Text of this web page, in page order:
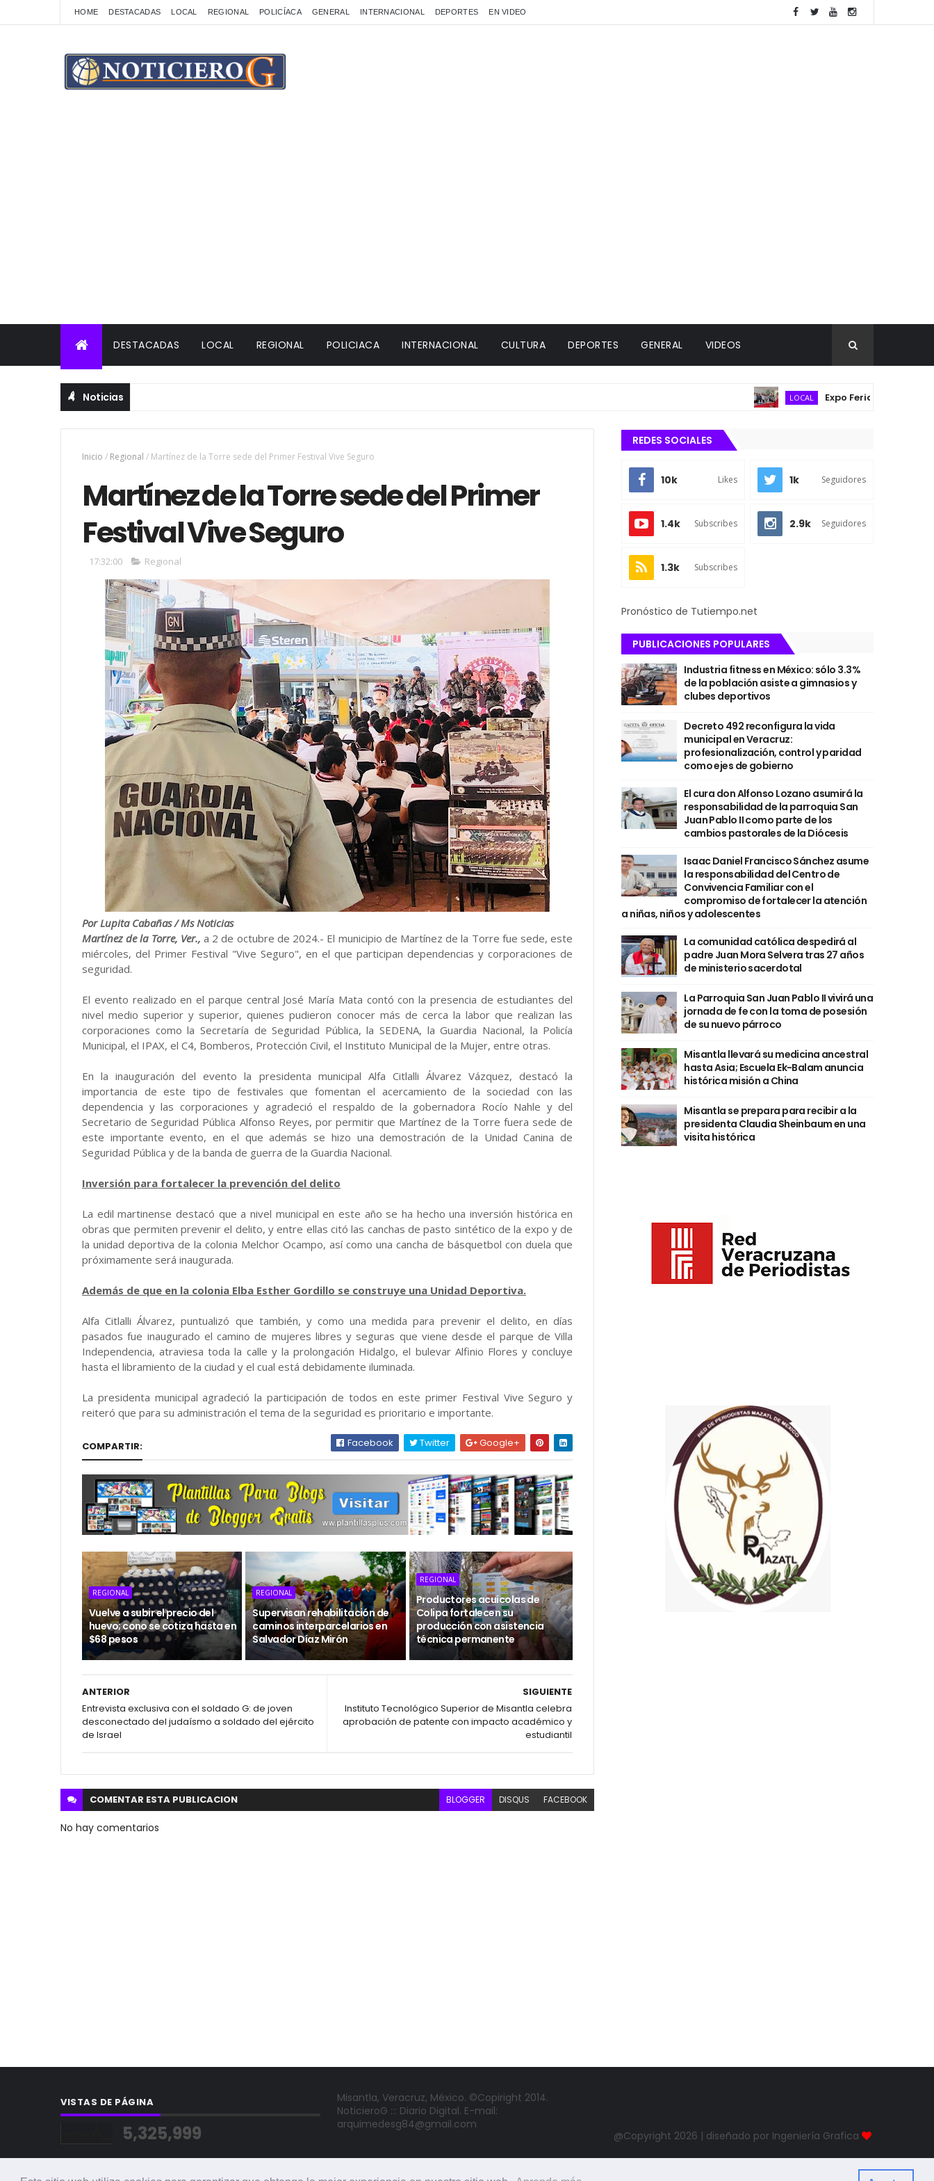
HOME DESTACADAS LOCAL REGIONAL POLICÍACA GENERAL INTERNACIONAL DEPORTES EN VIDEO
DESTACADAS LOCAL REGIONAL POLICIACA INTERNACIONAL CULTURA DEPORTES GENERAL VIDEOS
Noticias LOCAL Expo Feria Agropecuaria
Inicio / Regional / Martínez de la Torre sede del Primer Festival Vive Seguro
Martínez de la Torre sede del Primer
Festival Vive Seguro
17:32:00 Regional
Por Lupita Cabañas / Ms Noticias
Martínez de la Torre, Ver., a 2 de octubre de 2024.- El municipio de Martínez de la Torre fue sede, este
miércoles, del Primer Festival "Vive Seguro", en el que participan dependencias y corporaciones de
seguridad.
El evento realizado en el parque central José María Mata contó con la presencia de estudiantes del
nivel medio superior y superior, quienes pudieron conocer más de cerca la labor que realizan las
corporaciones como la Secretaría de Seguridad Pública, la SEDENA, la Guardia Nacional, la Policía
Municipal, el IPAX, el C4, Bomberos, Protección Civil, el Instituto Municipal de la Mujer, entre otras.
En la inauguración del evento la presidenta municipal Alfa Citlalli Álvarez Vázquez, destacó la
importancia de este tipo de festivales que fomentan el acercamiento de la sociedad con las
dependencia y las corporaciones y agradeció el respaldo de la gobernadora Rocío Nahle y del
Secretario de Seguridad Pública Alfonso Reyes, por permitir que Martínez de la Torre fuera sede de
este importante evento, en el que además se hizo una demostración de la Unidad Canina de
Seguridad Pública y de la banda de guerra de la Guardia Nacional.
Inversión para fortalecer la prevención del delito
La edil martinense destacó que a nivel municipal en este año se ha hecho una inversión histórica en
obras que permiten prevenir el delito, y entre ellas citó las canchas de pasto sintético de la expo y de
la unidad deportiva de la colonia Melchor Ocampo, así como una cancha de básquetbol con duela que
próximamente será inaugurada.
Además de que en la colonia Elba Esther Gordillo se construye una Unidad Deportiva.
Alfa Citlalli Álvarez, puntualizó que también, y como una medida para prevenir el delito, en días
pasados fue inaugurado el camino de mujeres libres y seguras que viene desde el parque de Villa
Independencia, atraviesa toda la calle y la prolongación Hidalgo, el bulevar Alfinio Flores y concluye
hasta el libramiento de la ciudad y el cual está debidamente iluminada.
La presidenta municipal agradeció la participación de todos en este primer Festival Vive Seguro y
reiteró que para su administración el tema de la seguridad es prioritario e importante.
COMPARTIR: Facebook Twitter Google+
REGIONAL
Vuelve a subir el precio del
huevo; cono se cotiza hasta en
$68 pesos
REGIONAL
Supervisan rehabilitación de
caminos interparcelarios en
Salvador Díaz Mirón
REGIONAL
Productores acuícolas de
Colipa fortalecen su
producción con asistencia
técnica permanente
SIGUIENTE
Instituto Tecnológico Superior de Misantla celebra
aprobación de patente con impacto académico y
estudiantil
ANTERIOR
Entrevista exclusiva con el soldado G: de joven
desconectado del judaísmo a soldado del ejército
de Israel
COMENTAR ESTA PUBLICACION BLOGGER DISQUS FACEBOOK
No hay comentarios
REDES SOCIALES
10k Likes 1k Seguidores
1.4k Subscribes 2.9k Seguidores
1.3k Subscribes
Pronóstico de Tutiempo.net
PUBLICACIONES POPULARES
Industria fitness en México: sólo 3.3%
de la población asiste a gimnasios y
clubes deportivos
Decreto 492 reconfigura la vida
municipal en Veracruz:
profesionalización, control y paridad
como ejes de gobierno
El cura don Alfonso Lozano asumirá la
responsabilidad de la parroquia San
Juan Pablo II como parte de los
cambios pastorales de la Diócesis
Isaac Daniel Francisco Sánchez asume
la responsabilidad del Centro de
Convivencia Familiar con el
compromiso de fortalecer la atención
a niñas, niños y adolescentes
La comunidad católica despedirá al
padre Juan Mora Selvera tras 27 años
de ministerio sacerdotal
La Parroquia San Juan Pablo II vivirá una
jornada de fe con la toma de posesión
de su nuevo párroco
Misantla llevará su medicina ancestral
hasta Asia; Escuela Ek-Balam anuncia
histórica misión a China
Misantla se prepara para recibir a la
presidenta Claudia Sheinbaum en una
visita histórica
VISTAS DE PÁGINA
5,325,999
Misantla, Veracruz, México. ©Copiright 2014.
NoticieroG ::: Diario Digital. E-mail:
arquimedesg84@gmail.com
@Copyright 2026 | diseñado por Ingeniería Grafica